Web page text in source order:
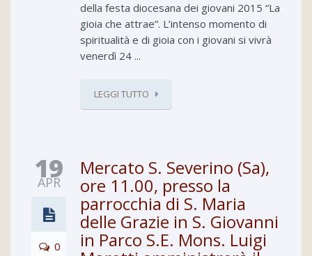
della festa diocesana dei giovani 2015 “La
gioia che attrae”. L’intenso momento di
spiritualità e di gioia con i giovani si vivrà
venerdì 24 ...
LEGGI TUTTO
19
APR
0
Mercato S. Severino (Sa),
ore 11.00, presso la
parrocchia di S. Maria
delle Grazie in S. Giovanni
in Parco S.E. Mons. Luigi